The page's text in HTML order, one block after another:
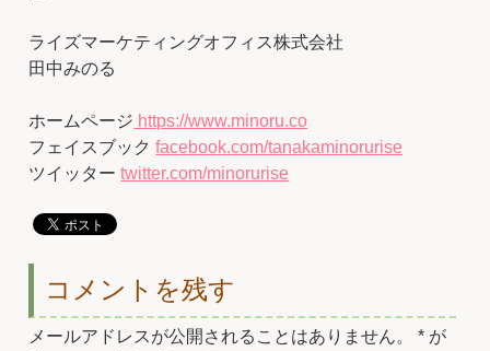
ライズマーケティングオフィス株式会社
田中みのる
ホームページ https://www.minoru.co
フェイスブックfacebook.com/tanakaminorurise
ツイッターtwitter.com/minorurise
コメントを残す
メールアドレスが公開されることはありません。 * が